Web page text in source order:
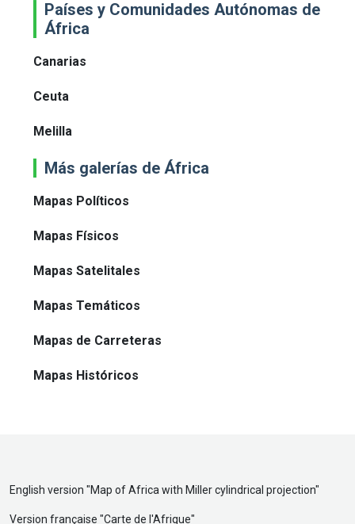
Países y Comunidades Autónomas de
África
Canarias
Ceuta
Melilla
Más galerías de África
Mapas Políticos
Mapas Físicos
Mapas Satelitales
Mapas Temáticos
Mapas de Carreteras
Mapas Históricos
English version "Map of Africa with Miller cylindrical projection"
Version française "Carte de l'Afrique"